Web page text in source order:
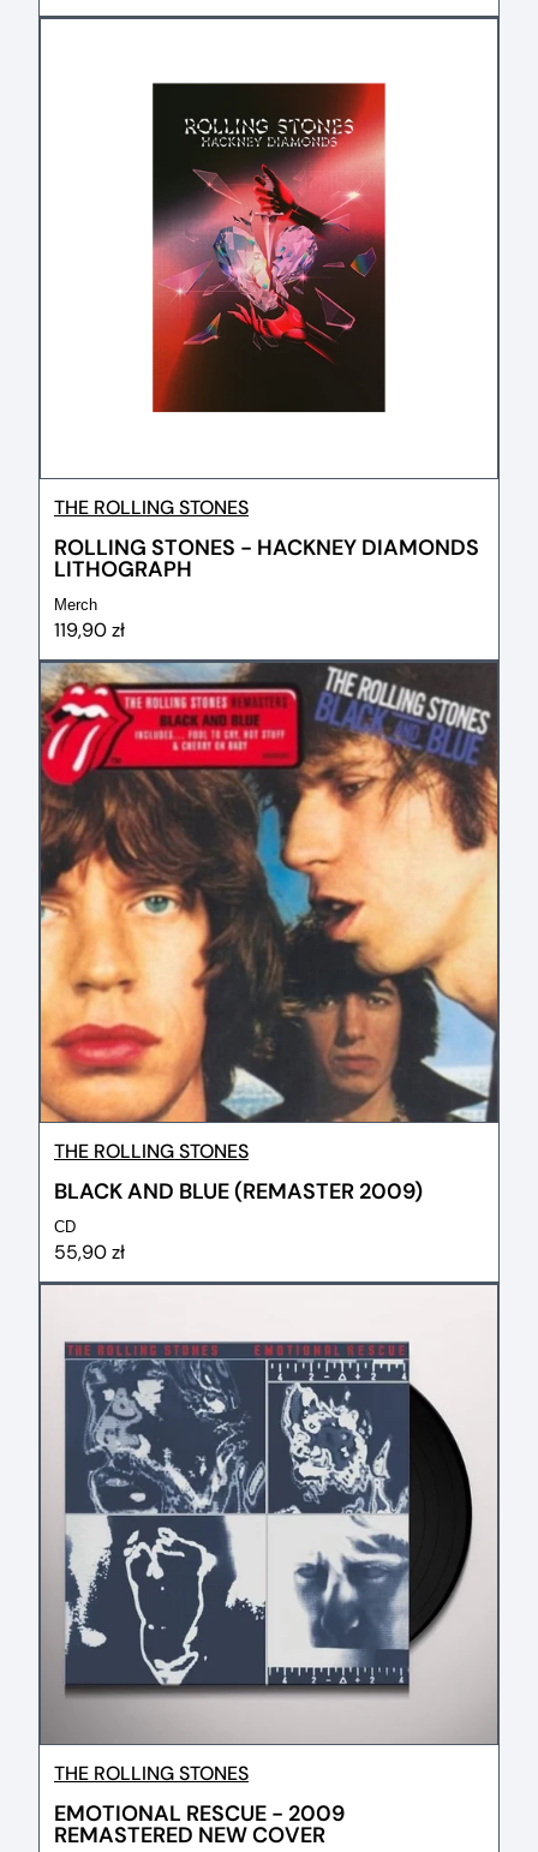
THE ROLLING STONES
ROLLING STONES - HACKNEY DIAMONDS
LITHOGRAPH
Merch
119,90 zł
THE ROLLING STONES
BLACK AND BLUE (REMASTER 2009)
CD
55,90 zł
THE ROLLING STONES
EMOTIONAL RESCUE - 2009
REMASTERED NEW COVER